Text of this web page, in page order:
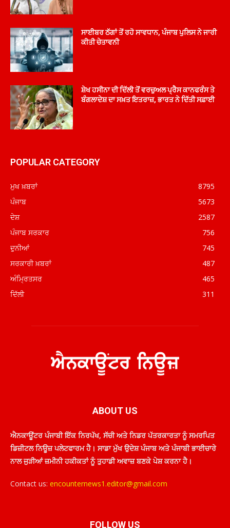
ਸਾਈਬਰ ਠੱਗਾਂ ਤੋਂ ਰਹੋ ਸਾਵਧਾਨ, ਪੰਜਾਬ ਪੁਲਿਸ ਨੇ ਜਾਰੀ
ਕੀਤੀ ਚੇਤਾਵਨੀ
ਸ਼ੇਖ ਹਸੀਨਾ ਦੀ ਦਿੱਲੀ ਤੋਂ ਵਰਚੁਅਲ ਪ੍ਰੈਸ ਕਾਨਫਰੰਸ ਤੇ
ਬੰਗਲਾਦੇਸ਼ ਦਾ ਸਖ਼ਤ ਇਤਰਾਜ਼, ਭਾਰਤ ਨੇ ਦਿੱਤੀ ਸਫ਼ਾਈ
POPULAR CATEGORY
ਮੁਖ ਖ਼ਬਰਾਂ
8795
ਪੰਜਾਬ
5673
ਦੇਸ਼
2587
ਪੰਜਾਬ ਸਰਕਾਰ
756
ਦੁਨੀਆਂ
745
ਸਰਕਾਰੀ ਖ਼ਬਰਾਂ
487
ਅੰਮ੍ਰਿਤਸਰ
465
ਦਿੱਲੀ
311
ABOUT US
ਐਨਕਾਊਂਟਰ ਪੰਜਾਬੀ ਇੱਕ ਨਿਰਪੱਖ, ਸੱਚੀ ਅਤੇ ਨਿਡਰ ਪੱਤਰਕਾਰਤਾ ਨੂੰ ਸਮਰਪਿਤ
ਡਿਜ਼ੀਟਲ ਨਿਊਜ਼ ਪਲੇਟਫਾਰਮ ਹੈ। ਸਾਡਾ ਮੁੱਖ ਉਦੇਸ਼ ਪੰਜਾਬ ਅਤੇ ਪੰਜਾਬੀ ਭਾਈਚਾਰੇ
ਨਾਲ ਜੁੜੀਆਂ ਜ਼ਮੀਨੀ ਹਕੀਕਤਾਂ ਨੂੰ ਤੁਹਾਡੀ ਅਵਾਜ਼ ਬਣਕੇ ਪੇਸ਼ ਕਰਨਾ ਹੈ।
Contact us: encounternews1.editor@gmail.com
FOLLOW US